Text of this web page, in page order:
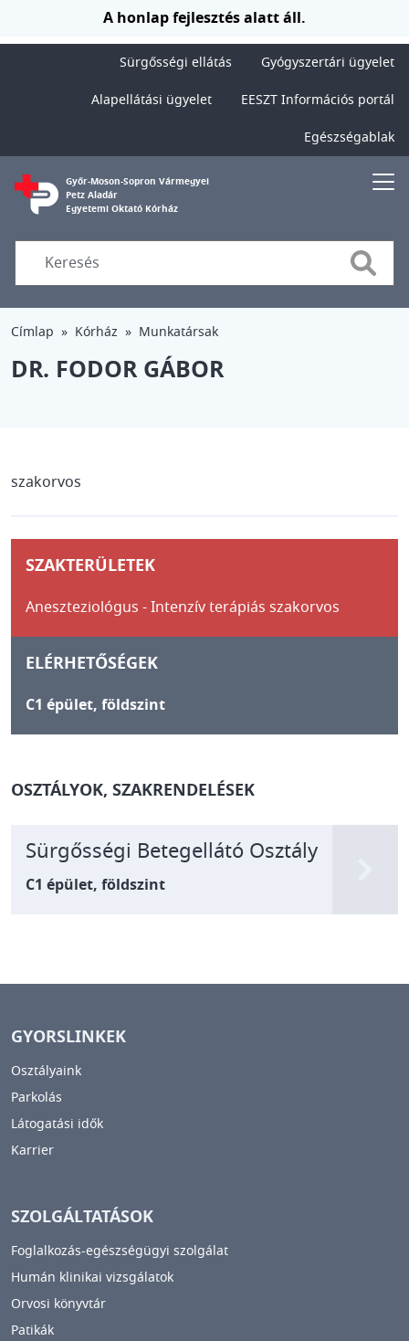
Ugrás a tartalomraA honlap fejlesztés alatt áll.
Sürgősségi ellátás
Gyógyszertári ügyelet
Alapellátási ügyelet
EESZT Információs portál
Egészségablak
Győr-Moson-Sopron Vármegyei
Petz Aladár
Egyetemi Oktató Kórház
Search
Címlap Kórház Munkatársak
DR. FODOR GÁBOR
szakorvos
SZAKTERÜLETEK
Aneszteziológus - Intenzív terápiás szakorvos
ELÉRHETŐSÉGEK
C1 épület, földszint
OSZTÁLYOK, SZAKRENDELÉSEK
Sürgősségi Betegellátó Osztály
C1 épület, földszint
GYORSLINKEK
Osztályaink
Parkolás
Látogatási idők
Karrier
SZOLGÁLTATÁSOK
Foglalkozás-egészségügyi szolgálat
Humán klinikai vizsgálatok
Orvosi könyvtár
Patikák